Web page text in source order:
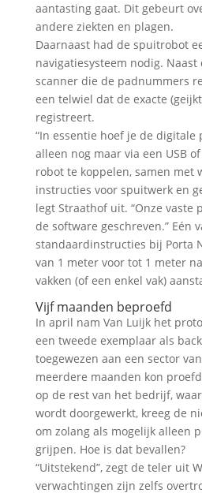
aantasting gaat. Dit gebeurt
andere ziekten en plagen.
Daarnaast had de spuitrobot
navigatiesysteem nodig. Naast
scanner die de padnummers
een telwiel dat de exacte
registreert.
“In essentie hoef je de digitale
alleen nog maar via een USB
robot te koppelen, samen met
instructies voor spuitwerk en
legt Straathof uit. “Onze vaste
de software geschreven.” Eén
standaardinstructies bij Porta
van 1 meter voor tot 1 meter
vakken (of een enkel vak)
Vijf maanden beproefd
In april nam Van Luijk het
een tweede exemplaar als
toegewezen aan een sector
meerdere maanden kon
op de rest van het bedrijf,
wordt doorgewerkt, kreeg de
om zolang als mogelijk alleen
grijpen. Hoe is dat bevallen?
“Uitstekend”, zegt de teler uit
verwachtingen zijn zelfs